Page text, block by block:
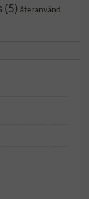
(5) återanvänd